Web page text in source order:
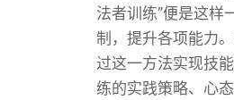
法者训练”便是这样
制，提升各项能力
过这一方法实现技
练的实践策略、心